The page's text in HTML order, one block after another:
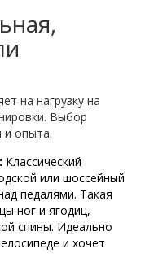
на нагрузку на
Выбор
и опыта.
Классический
или шоссейный
педалями. Такая
ног и ягодиц,
спины. Идеально
и хочет